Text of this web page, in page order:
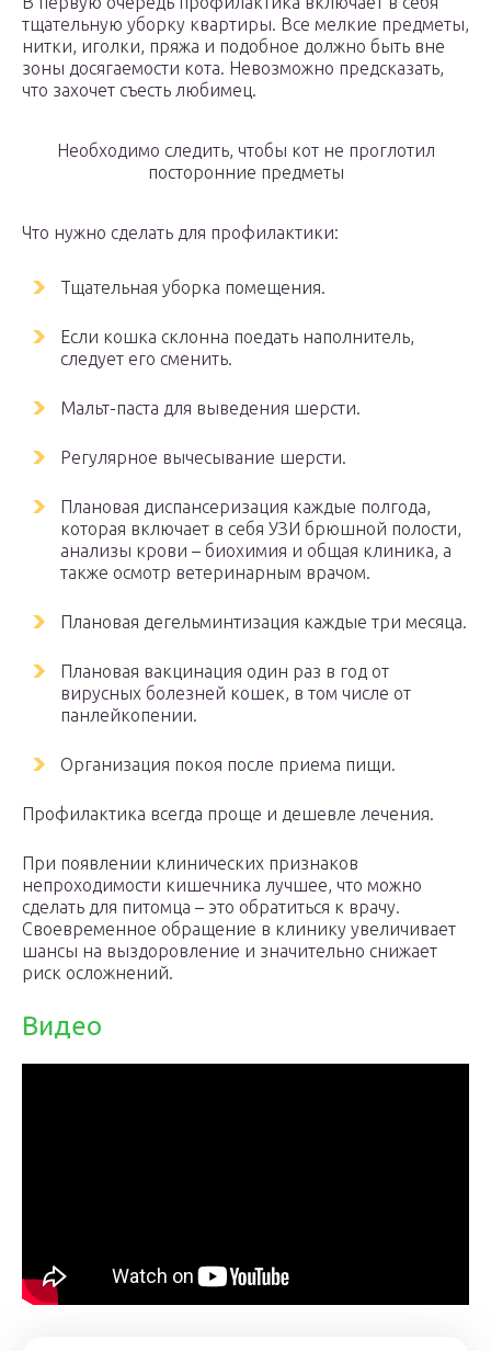
тщательную уборку квартиры. Все мелкие предметы,
нитки, иголки, пряжа и подобное должно быть вне
зоны досягаемости кота. Невозможно предсказать,
что захочет съесть любимец.
Необходимо следить, чтобы кот не проглотил
посторонние предметы
Что нужно сделать для профилактики:
Тщательная уборка помещения.
Если кошка склонна поедать наполнитель,
следует его сменить.
Мальт-паста для выведения шерсти.
Регулярное вычесывание шерсти.
Плановая диспансеризация каждые полгода,
которая включает в себя УЗИ брюшной полости,
анализы крови – биохимия и общая клиника, а
также осмотр ветеринарным врачом.
Плановая дегельминтизация каждые три месяца.
Плановая вакцинация один раз в год от
вирусных болезней кошек, в том числе от
панлейкопении.
Организация покоя после приема пищи.
Профилактика всегда проще и дешевле лечения.
При появлении клинических признаков
непроходимости кишечника лучшее, что можно
сделать для питомца – это обратиться к врачу.
Своевременное обращение в клинику увеличивает
шансы на выздоровление и значительно снижает
риск осложнений.
Видео